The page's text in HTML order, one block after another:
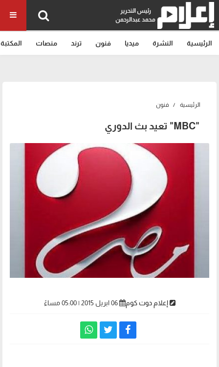
رئيس التحرير
محمد عبدالرحمن
الرئيسية النشرة ميديا فنون ترند منصات المكتبة
الرئيسية فنون
"MBC" تعيد بث الدوري
إعلام دوت كوم 06 ابريل 2015 | 05:00 مساءً